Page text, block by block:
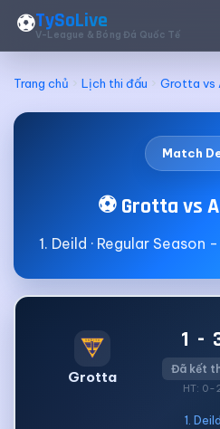
⚽TySoLive
V-League & Bóng Đá Quốc Tế
Trang chủ Lịch thi đấu Grotta vs
Match
⚽ Grotta vs
1. Deild · Regular Season
Grotta
1 -
Đã kết
HT: 0-
1. Deild